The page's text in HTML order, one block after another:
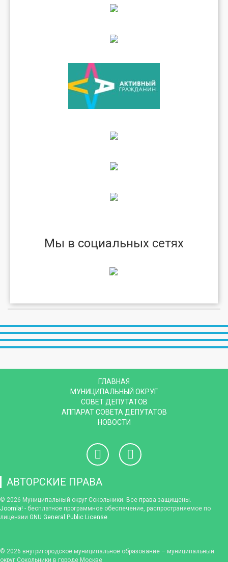
Мы в социальных сетях
ГЛАВНАЯ
МУНИЦИПАЛЬНЫЙ ОКРУГ
СОВЕТ ДЕПУТАТОВ
АППАРАТ СОВЕТА ДЕПУТАТОВ
НОВОСТИ
АВТОРСКИЕ ПРАВА
© 2026 Муниципальный округ Сокольники. Все права защищены.
Joomla! - бесплатное программное обеспечение, распространяемое по
лицензии GNU General Public License.
© 2026 внутригородское муниципальное образование – муниципальный
округ Сокольники в городе Москве